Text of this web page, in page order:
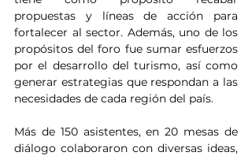
propuestas y líneas de acción para
fortalecer al sector. Además, uno de los
propósitos del foro fue sumar esfuerzos
por el desarrollo del turismo, así como
generar estrategias que respondan a las
necesidades de cada región del país.
Más de 150 asistentes, en 20 mesas de
diálogo colaboraron con diversas ideas,